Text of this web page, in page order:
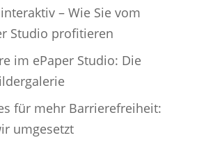
– Wie Sie vom
Studio profitieren
im ePaper Studio: Die
für mehr Barrierefreiheit:
umgesetzt